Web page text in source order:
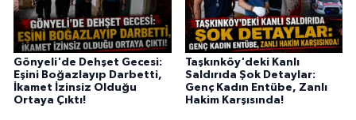
Gönyeli'de Dehşet Gecesi:
Eşini Boğazlayıp Darbetti,
İkamet İzinsiz Olduğu
Ortaya Çıktı!
Taşkınköy'deki Kanlı
Saldırıda Şok Detaylar:
Genç Kadın Entübe, Zanlı
Hakim Karşısında!